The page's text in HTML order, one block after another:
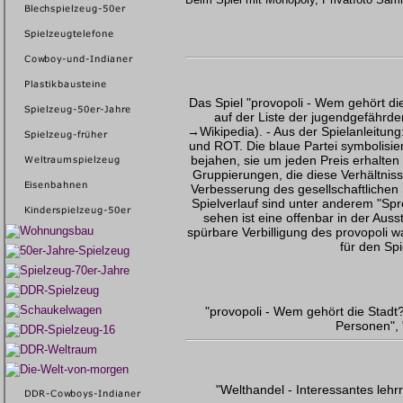
Das Spiel "provopoli - Wem gehört
auf der Liste der
→Wikipedia). - Aus der
und ROT. Die blaue Partei
bejahen, sie um jeden Preis
Gruppierungen, die diese
Verbesserung des
Spielverlauf sind unter anderem
sehen ist eine offenbar in der
spürbare Verbilligung des provopoli
für den
"provopoli - Wem gehört die
Personen",
"Welthandel - Interessantes